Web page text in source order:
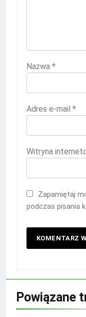
Nazwa *
Adres e-mail *
Witryna
Zapamiętaj
podczas pisania
Powiązane